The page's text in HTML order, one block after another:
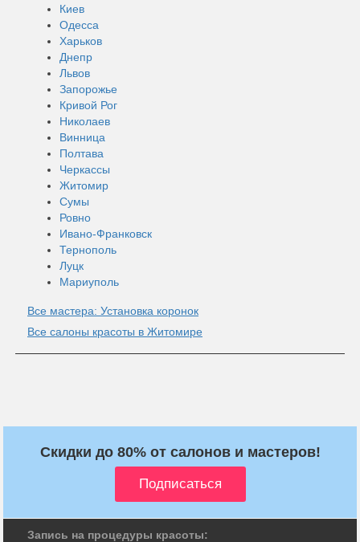
Киев
Одесса
Харьков
Днепр
Львов
Запорожье
Кривой Рог
Николаев
Винница
Полтава
Черкассы
Житомир
Сумы
Ровно
Ивано-Франковск
Тернополь
Луцк
Мариуполь
Все мастера: Установка коронок
Все салоны красоты в Житомире
Скидки до 80% от салонов и мастеров!
Запись на процедуры красоты: